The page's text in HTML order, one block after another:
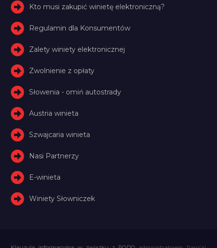
Kto musi zakupić winietę elektroniczną?
Regulamin dla Konsumentów
Zalety winiety elektronicznej
Zwolnienie z opłaty
Słowenia - omiń autostrady
Austria winieta
Szwajcaria winieta
Nasi Partnerzy
E-winieta
Winiety Słowniczek